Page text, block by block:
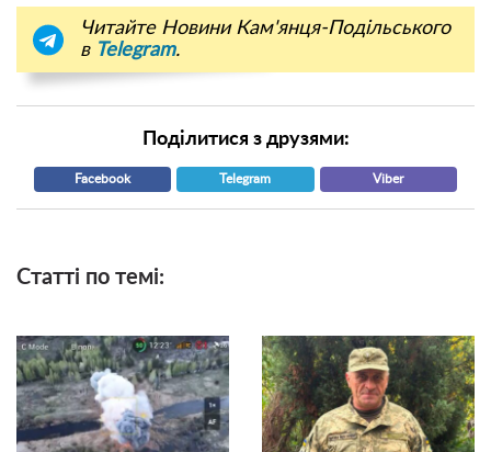
Читайте Новини Кам'янця-Подільського
в Telegram.
Поділитися з друзями:
Facebook Telegram Viber
Статті по темі: